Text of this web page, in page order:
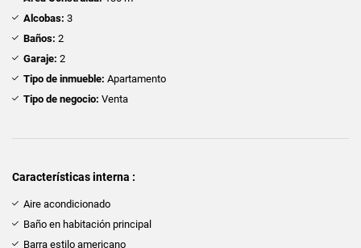
Alcobas: 3
Baños: 2
Garaje: 2
Tipo de inmueble: Apartamento
Tipo de negocio: Venta
Características interna :
Aire acondicionado
Baño en habitación principal
Barra estilo americano